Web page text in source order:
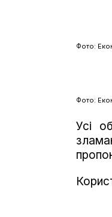
Фото:
Фото:
Усі